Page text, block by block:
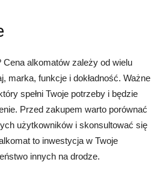
alkomatów zależy od wielu
marka, funkcje i dokładność. Ważne
spełni Twoje potrzeby i będzie
Przed zakupem warto porównać
użytkowników i skonsultować się
to inwestycja w Twoje
innych na drodze.